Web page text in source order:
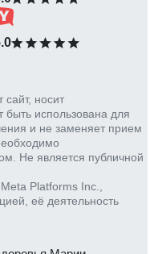
носит
использована для
и не заменяет прием
Не является публичной
Platforms Inc.,
её деятельность